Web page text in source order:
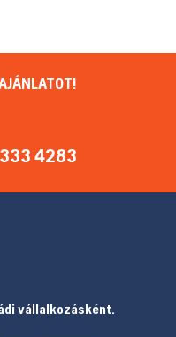
4283
vállalkozásként.